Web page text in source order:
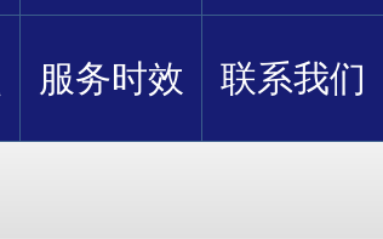
服务时效 联系我们